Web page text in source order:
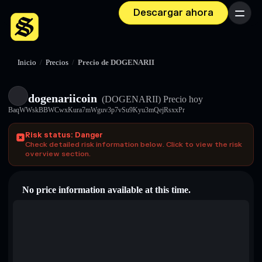
Descargar ahora Menú
Inicio / Precios / Precio de DOGENARII
dogenariicoin (DOGENARII) Precio hoy
BaqWWskBBWCwxKura7mWguv3p7vSu9Kyu3mQejRsxxPr
Risk status: Danger
Check detailed risk information below. Click to view the risk
overview section.
No price information available at this time.